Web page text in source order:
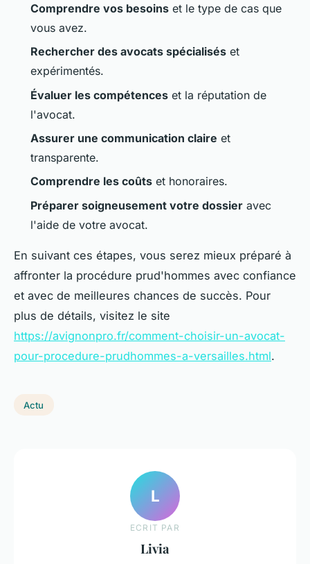
Comprendre vos besoins et le type de cas que
vous avez.
Rechercher des avocats spécialisés et
expérimentés.
Évaluer les compétences et la réputation de
l'avocat.
Assurer une communication claire et
transparente.
Comprendre les coûts et honoraires.
Préparer soigneusement votre dossier avec
l'aide de votre avocat.
En suivant ces étapes, vous serez mieux préparé à
affronter la procédure prud'hommes avec confiance
et avec de meilleures chances de succès. Pour
plus de détails, visitez le site
https://avignonpro.fr/comment-choisir-un-avocat-
pour-procedure-prudhommes-a-versailles.html.
Actu
L
ECRIT PAR
Livia